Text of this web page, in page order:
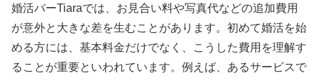
婚活バーTiaraでは、お見合い料や写真代などの追加費用
が意外と大きな差を生むことがあります。初めて婚活を始
める方には、基本料金だけでなく、こうした費用を理解す
ることが重要といわれています。例えば、あるサービスで